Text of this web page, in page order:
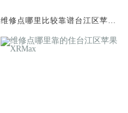
维修点哪里比较靠谱台江区苹果